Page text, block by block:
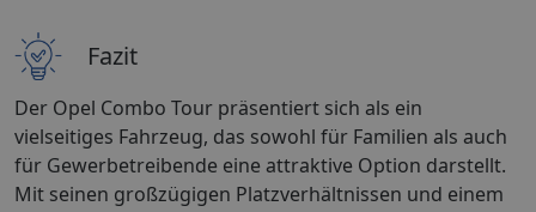
Fazit
Der Opel Combo Tour präsentiert sich als ein
vielseitiges Fahrzeug, das sowohl für Familien als auch
für Gewerbetreibende eine attraktive Option darstellt.
Mit seinen großzügigen Platzverhältnissen und einem